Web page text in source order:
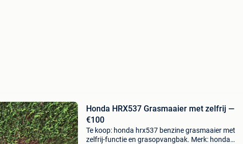
Honda HRX537 Grasmaaier met zelfrij —
€100
Te koop: honda hrx537 benzine grasmaaier met
zelfrij-functie en grasopvangbak. Merk: honda